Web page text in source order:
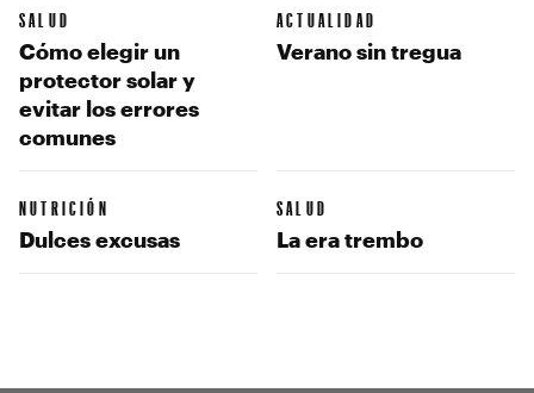
SALUD
Cómo elegir un
protector solar y
evitar los errores
comunes
ACTUALIDAD
Verano sin tregua
NUTRICIÓN
Dulces excusas
SALUD
La era trembo